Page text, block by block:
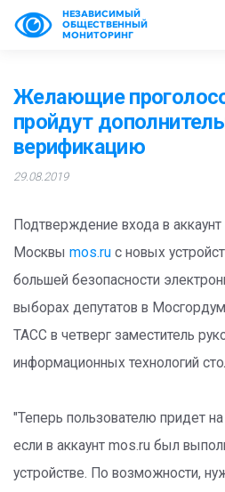
НЕЗАВИСИМЫЙ
ОБЩЕСТВЕННЫЙ
МОНИТОРИНГ
Желающие
пройдут
верификацию
29.08.2019
Подтверждение входа в
Москвы mos.ru с новых
большей безопасности
выборах депутатов в
ТАСС в четверг заместитель
информационных технологий
"Теперь пользователю придет
если в аккаунт mos.ru был
устройстве. По возможности,